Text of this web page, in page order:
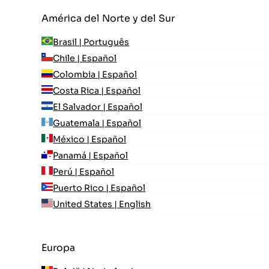
América del Norte y del Sur
Brasil | Português
Chile | Español
Colombia | Español
Costa Rica | Español
El Salvador | Español
Guatemala | Español
México | Español
Panamá | Español
Perú | Español
Puerto Rico | Español
United States | English
Europa